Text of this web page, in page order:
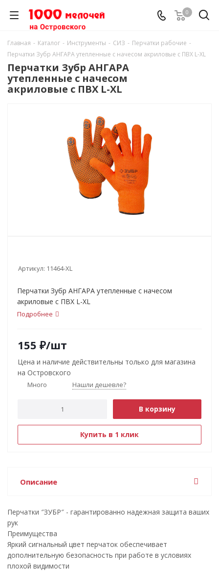
0
Главная - Каталог - Инструменты - СИЗ - Перчатки рабочие -
Перчатки Зубр АНГАРА утепленные с начесом акриловые с ПВХ L-XL
Перчатки Зубр АНГАРА
утепленные с начесом
акриловые с ПВХ L-XL
Артикул: 11464-XL
Перчатки Зубр АНГАРА утепленные с начесом
акриловые с ПВХ L-XL
Подробнее
155 ₽/шт
Цена и наличие действительны только для магазина
на Островского
Много Нашли дешевле?
В корзину
Купить в 1 клик
Описание
Перчатки ″ЗУБР″ - гарантированно надежная защита ваших
рук
Преимущества
Яркий сигнальный цвет перчаток обеспечивает
дополнительную безопасность при работе в условиях
плохой видимости